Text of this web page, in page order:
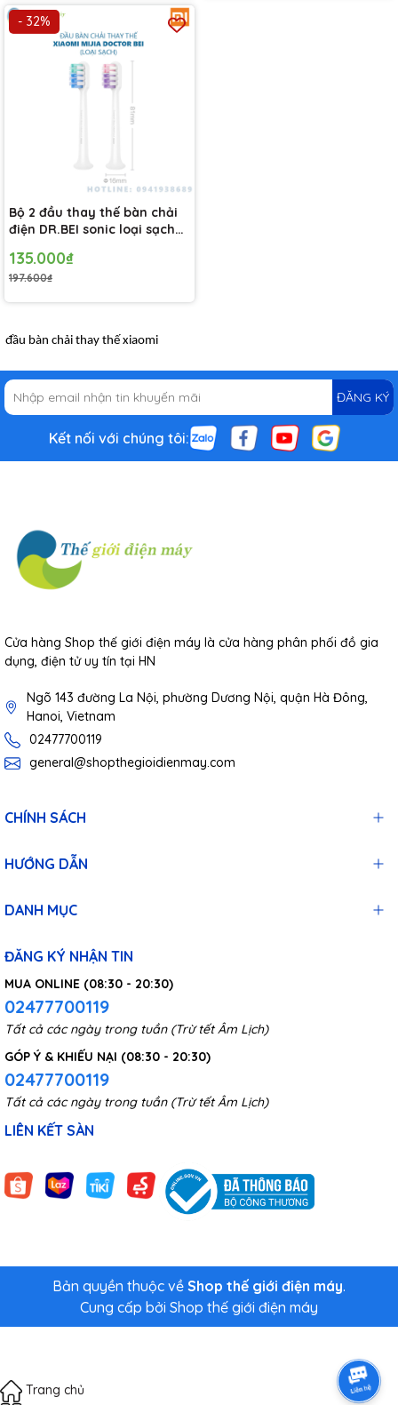
- 32%
Bộ 2 đầu thay thế bàn chải
điện DR.BEI sonic loại sạch
135.000₫
197.600₫
đầu bàn chải thay thế xiaomi
ĐĂNG KÝ
Kết nối với chúng tôi:
Cửa hàng Shop thế giới điện máy là cửa hàng phân phối đồ gia
dụng, điện tử uy tín tại HN
Ngõ 143 đường La Nội, phường Dương Nội, quận Hà Đông,
Hanoi, Vietnam
02477700119
general@shopthegioidienmay.com
CHÍNH SÁCH
HƯỚNG DẪN
DANH MỤC
ĐĂNG KÝ NHẬN TIN
MUA ONLINE (08:30 - 20:30)
02477700119
Tất cả các ngày trong tuần (Trừ tết Âm Lịch)
GÓP Ý & KHIẾU NẠI (08:30 - 20:30)
02477700119
Tất cả các ngày trong tuần (Trừ tết Âm Lịch)
LIÊN KẾT SÀN
Bản quyền thuộc về Shop thế giới điện máy.
Cung cấp bởi Shop thế giới điện máy
Trang chủ